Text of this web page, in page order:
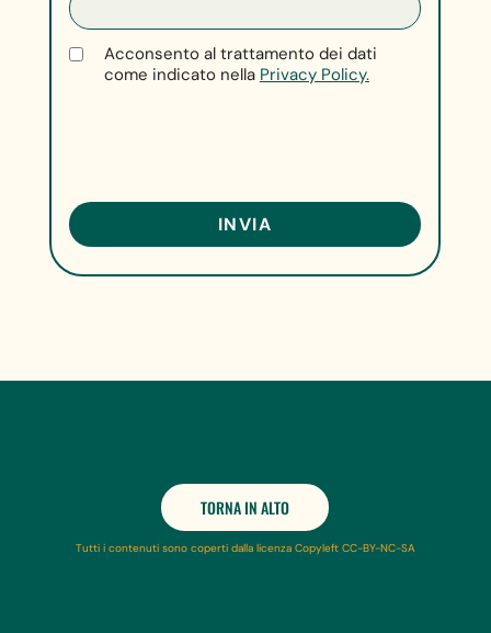
Acconsento al trattamento dei dati
come indicato nella Privacy Policy.
TORNA IN ALTO
Tutti i contenuti sono coperti dalla licenza Copyleft CC-BY-NC-SA